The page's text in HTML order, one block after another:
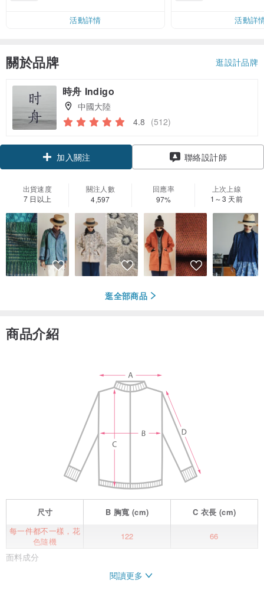
活動詳情
活動詳
關於品牌 逛設計品牌
時舟 Indigo
中國大陸
4.8 (512)
加入關注 聯絡設計師
出貨速度
7 日以上
關注人數
4,597
回應率
97%
上次上線
1～3 天前
逛全部商品
商品介紹
尺寸 B 胸寬 (cm) C 衣長 (cm)
每一件都不一樣，花
色隨機
122 66
面料成分
閱讀更多